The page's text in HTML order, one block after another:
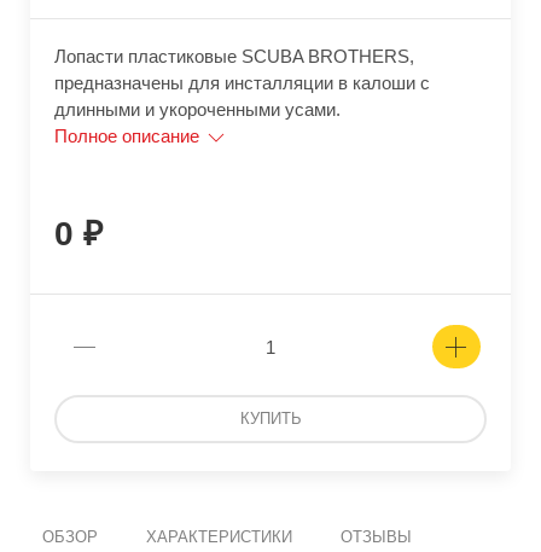
​Лопасти пластиковые SCUBA BROTHERS,
предназначены для инсталляции в калоши с
длинными и укороченными усами.
Полное описание
0
КУПИТЬ
ОБЗОР ХАРАКТЕРИСТИКИ ОТЗЫВЫ